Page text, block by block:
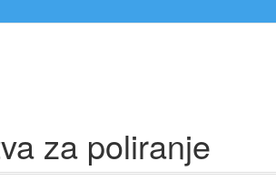
za poliranje